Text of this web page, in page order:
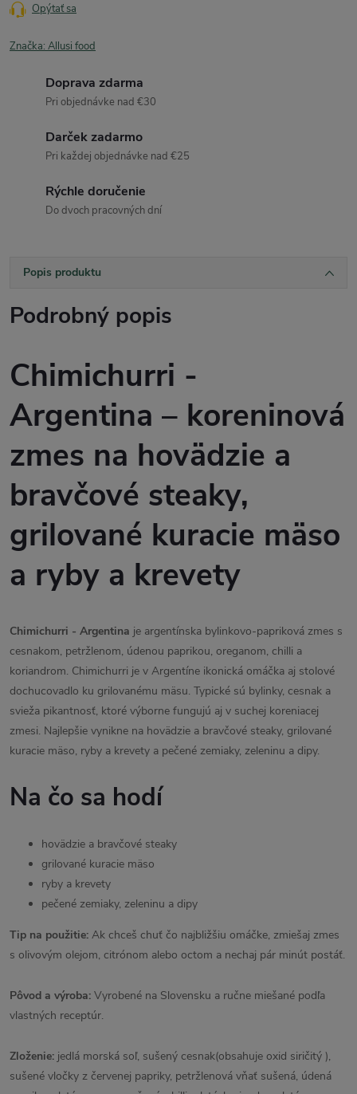
Opýtať sa
Značka: Allusi food
Doprava zdarma
Pri objednávke nad €30
Darček zadarmo
Pri každej objednávke nad €25
Rýchle doručenie
Do dvoch pracovných dní
Popis produktu
Podrobný popis
Chimichurri -
Argentina – koreninová
zmes na hovädzie a
bravčové steaky,
grilované kuracie mäso
a ryby a krevety
Chimichurri - Argentina je argentínska bylinkovo-papriková zmes s
cesnakom, petržlenom, údenou paprikou, oreganom, chilli a
koriandrom. Chimichurri je v Argentíne ikonická omáčka aj stolové
dochucovadlo ku grilovanému mäsu. Typické sú bylinky, cesnak a
svieža pikantnosť, ktoré výborne fungujú aj v suchej koreniacej
zmesi. Najlepšie vynikne na hovädzie a bravčové steaky, grilované
kuracie mäso, ryby a krevety a pečené zemiaky, zeleninu a dipy.
Na čo sa hodí
hovädzie a bravčové steaky
grilované kuracie mäso
ryby a krevety
pečené zemiaky, zeleninu a dipy
Tip na použitie: Ak chceš chuť čo najbližšiu omáčke, zmiešaj zmes
s olivovým olejom, citrónom alebo octom a nechaj pár minút postáť.
Pôvod a výroba: Vyrobené na Slovensku a ručne miešané podľa
vlastných receptúr.
Zloženie: jedlá morská soľ, sušený cesnak(obsahuje oxid siričitý ),
sušené vločky z červenej papriky, petržlenová vňať sušená, údená